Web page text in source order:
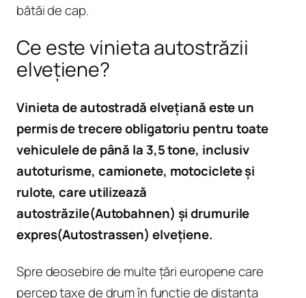
bătăi de cap.
Ce este vinieta autostrăzii
elvețiene?
Vinieta de autostradă elvețiană este un
permis de trecere obligatoriu pentru toate
vehiculele de până la 3,5 tone, inclusiv
autoturisme, camionete, motociclete și
rulote, care utilizează
autostrăzile(Autobahnen) și drumurile
expres(Autostrassen) elvețiene.
Spre deosebire de multe țări europene care
percep taxe de drum în funcție de distanța